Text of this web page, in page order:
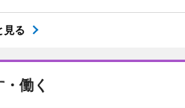
見る
働く